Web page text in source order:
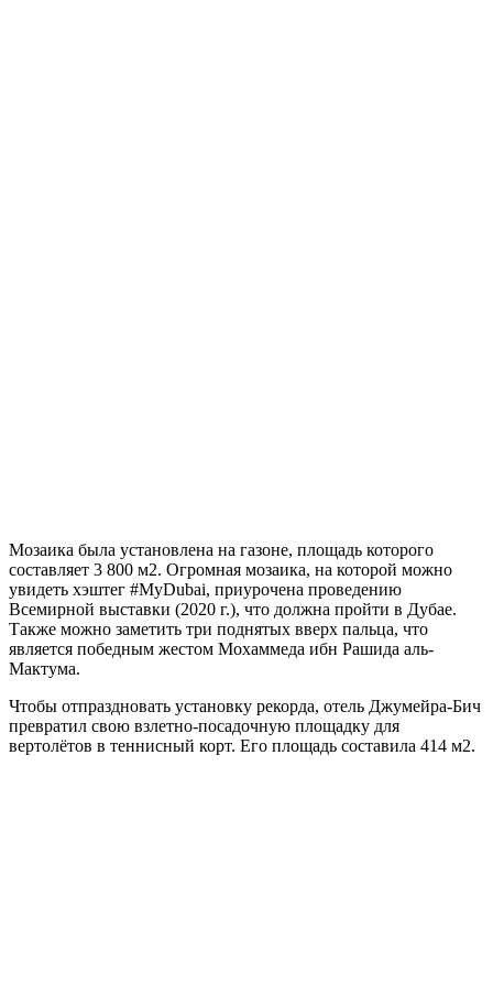
Мозаика была установлена на газоне, площадь которого
составляет 3 800 м2. Огромная мозаика, на которой можно
увидеть хэштег #MyDubai, приурочена проведению
Всемирной выставки (2020 г.), что должна пройти в Дубае.
Также можно заметить три поднятых вверх пальца, что
является победным жестом Мохаммеда ибн Рашида аль-
Мактума.
Чтобы отпраздновать установку рекорда, отель Джумейра-Бич
превратил свою взлетно-посадочную площадку для
вертолётов в теннисный корт. Его площадь составила 414 м2.